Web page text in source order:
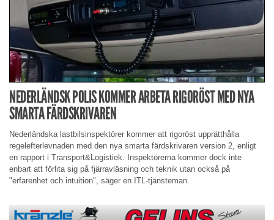
NEDERLÄNDSK POLIS KOMMER ARBETA RIGORÖST MED NYA
SMARTA FÄRDSKRIVAREN
Nederländska lastbilsinspektörer kommer att rigoröst upprätthålla
regelefterlevnaden med den nya smarta färdskrivaren version 2, enligt
en rapport i Transport&Logistiek. Inspektörerna kommer dock inte
enbart att förlita sig på fjärravläsning och teknik utan också på
"erfarenhet och intuition", säger en ITL-tjänsteman.